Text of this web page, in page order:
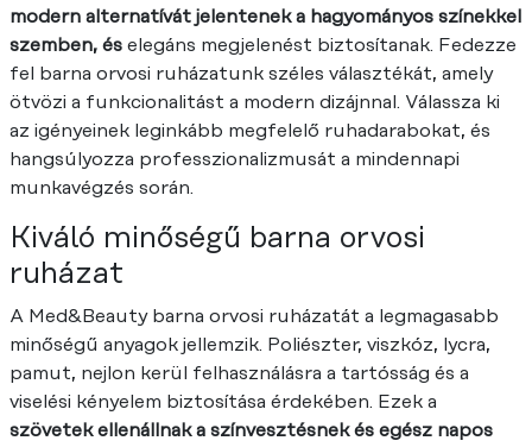
modern alternatívát jelentenek a hagyományos színekkel
szemben, és elegáns megjelenést biztosítanak. Fedezze
fel barna orvosi ruházatunk széles választékát, amely
ötvözi a funkcionalitást a modern dizájnnal. Válassza ki
az igényeinek leginkább megfelelő ruhadarabokat, és
hangsúlyozza professzionalizmusát a mindennapi
munkavégzés során.
Kiváló minőségű barna orvosi
ruházat
A Med&Beauty barna orvosi ruházatát a legmagasabb
minőségű anyagok jellemzik. Poliészter, viszkóz, lycra,
pamut, nejlon kerül felhasználásra a tartósság és a
viselési kényelem biztosítása érdekében. Ezek a
szövetek ellenállnak a színvesztésnek és egész napos